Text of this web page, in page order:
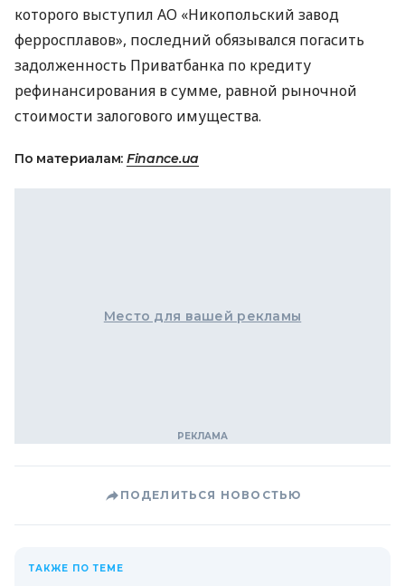
которого выступил АО «Никопольский завод
ферросплавов», последний обязывался погасить
задолженность Приватбанка по кредиту
рефинансирования в сумме, равной рыночной
стоимости залогового имущества.
По материалам: Finance.ua
Место для вашей рекламы
ПОДЕЛИТЬСЯ НОВОСТЬЮ
ТАКЖЕ ПО ТЕМЕ